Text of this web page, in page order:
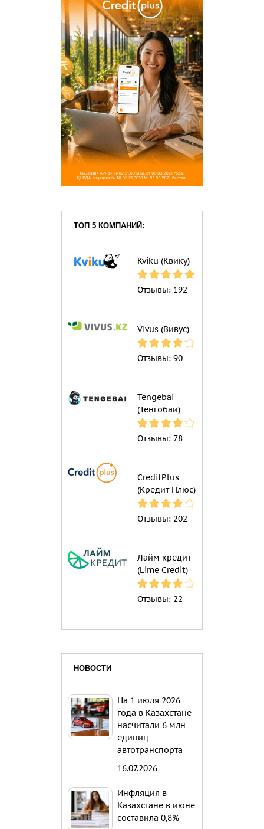
ТОП 5 КОМПАНИЙ:
Kviku (Квику)
Отзывы: 192
Vivus (Вивус)
Отзывы: 90
Tengebai
(Тенгобаи)
Отзывы: 78
CreditPlus
(Кредит Плюс)
Отзывы: 202
Лайм кредит
(Lime Credit)
Отзывы: 22
НОВОСТИ
На 1 июля 2026
года в Казахстане
насчитали 6 млн
единиц
автотранспорта
16.07.2026
Инфляция в
Казахстане в июне
составила 0,8%